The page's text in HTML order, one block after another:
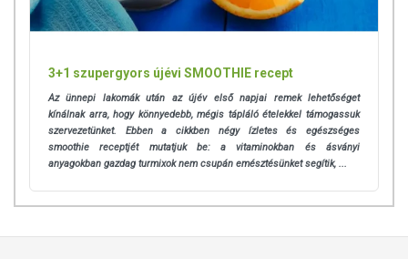
3+1 szupergyors újévi SMOOTHIE recept
Az ünnepi lakomák után az újév első napjai remek lehetőséget
kínálnak arra, hogy könnyedebb, mégis tápláló ételekkel támogassuk
szervezetünket. Ebben a cikkben négy ízletes és egészséges
smoothie receptjét mutatjuk be: a vitaminokban és ásványi
anyagokban gazdag turmixok nem csupán emésztésünket segítik, ...